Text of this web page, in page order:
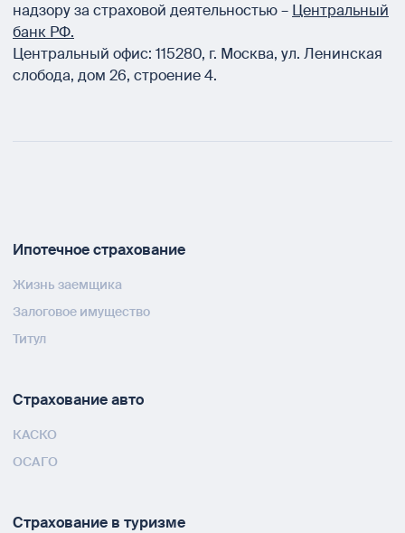
надзору за страховой деятельностью – Центральный
банк РФ.
Центральный офис: 115280, г. Москва, ул. Ленинская
слобода, дом 26, строение 4.
Ипотечное страхование
Жизнь заемщика
Залоговое имущество
Титул
Страхование авто
КАСКО
ОСАГО
Страхование в туризме